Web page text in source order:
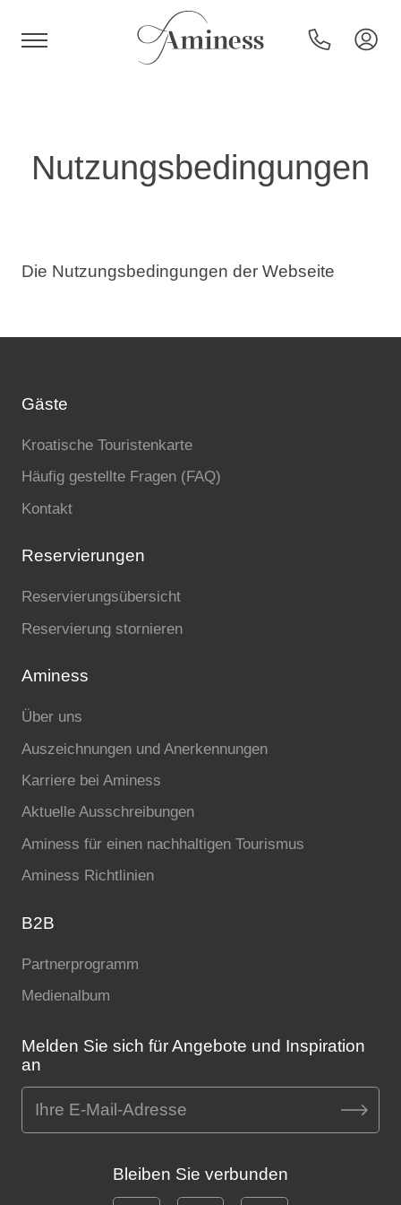
Campingplätze
Urlaubsarten
Ami Loyalty Programm
Nutzungsbedingungen
Die Nutzungsbedingungen der Webseite
Gäste
Kroatische Touristenkarte
Häufig gestellte Fragen (FAQ)
Kontakt
Reservierungen
Reservierungsübersicht
Reservierung stornieren
Aminess
Über uns
Auszeichnungen und Anerkennungen
Karriere bei Aminess
Aktuelle Ausschreibungen
Aminess für einen nachhaltigen Tourismus
Aminess Richtlinien
B2B
Partnerprogramm
Medienalbum
Melden Sie sich für Angebote und Inspiration
an
Bleiben Sie verbunden